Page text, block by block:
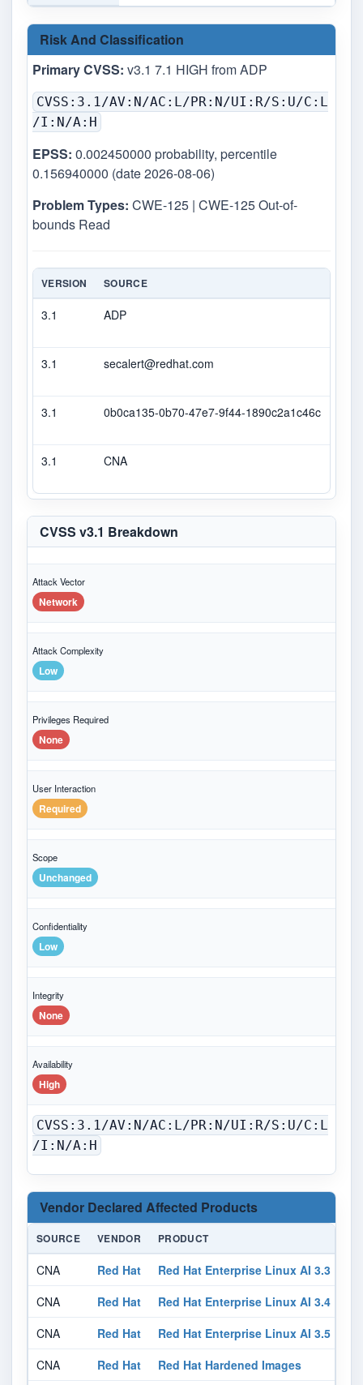
Risk And Classification
Primary CVSS: v3.1 7.1 HIGH from ADP
CVSS:3.1/AV:N/AC:L/PR:N/UI:R/S:U/C:L
/I:N/A:H
EPSS: 0.002450000 probability, percentile
0.156940000 (date 2026-08-06)
Problem Types: CWE-125 | CWE-125 Out-of-
bounds Read
VERSION SOURCE
3.1 ADP
3.1 secalert@redhat.com
3.1 0b0ca135-0b70-47e7-9f44-1890c2a1c46c
3.1 CNA
CVSS v3.1 Breakdown
Attack Vector
Network
Attack Complexity
Low
Privileges Required
None
User Interaction
Required
Scope
Unchanged
Confidentiality
Low
Integrity
None
Availability
High
CVSS:3.1/AV:N/AC:L/PR:N/UI:R/S:U/C:L
/I:N/A:H
Vendor Declared Affected Products
SOURCE VENDOR PRODUCT
CNA Red Hat
Red Hat Enterprise Linux AI 3.3 For
CNA
Red Hat
Red Hat Enterprise Linux AI 3.4 For
CNA
Red Hat
Red Hat Enterprise Linux AI 3.5 For
CNA
Red Hat Red Hat Hardened Images